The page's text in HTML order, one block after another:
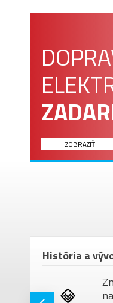
ZOBRAZIŤ
História a